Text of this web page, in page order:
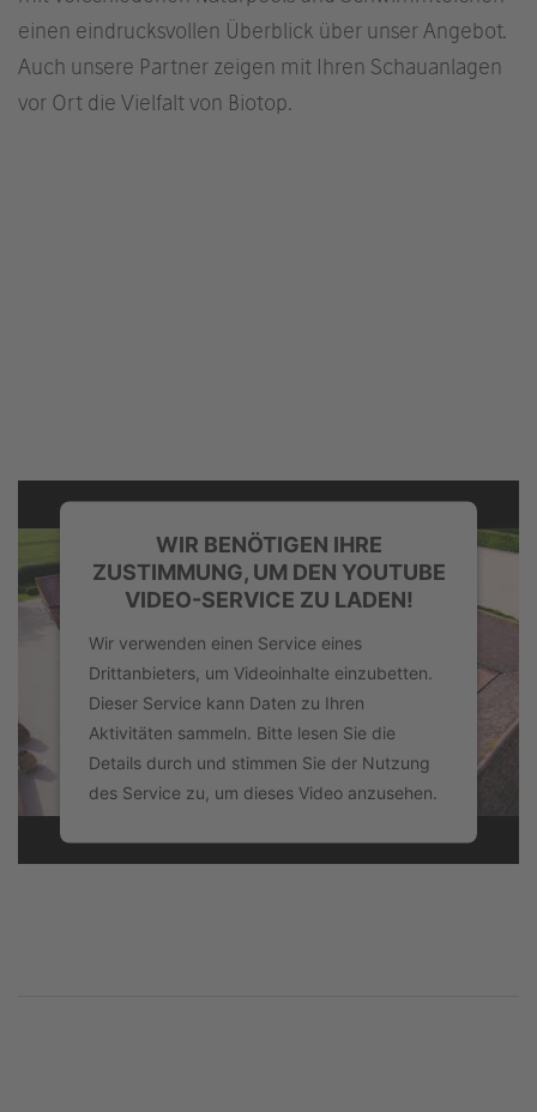
einen eindrucksvollen Überblick über unser Angebot.
Auch unsere Partner zeigen mit Ihren Schauanlagen
vor Ort die Vielfalt von Biotop.
WIR BENÖTIGEN IHRE
ZUSTIMMUNG, UM DEN YOUTUBE
VIDEO-SERVICE ZU LADEN!
Wir verwenden einen Service eines
Drittanbieters, um Videoinhalte einzubetten.
Dieser Service kann Daten zu Ihren
Aktivitäten sammeln. Bitte lesen Sie die
Details durch und stimmen Sie der Nutzung
des Service zu, um dieses Video anzusehen.
Mehr Informationen